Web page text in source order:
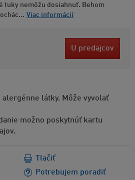
tuky nemôžu dosiahnuť. Behom
Viac informácií
U predajcov
alergénne látky. Môže vyvolať
možno poskytnúť kartu
Potrebujem poradiť
Tlačiť